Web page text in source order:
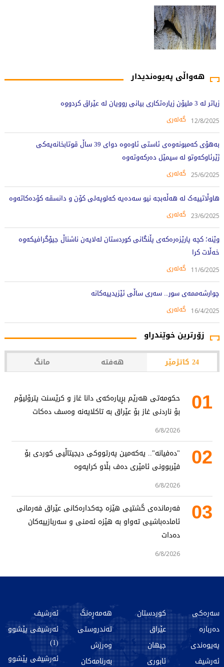
هەواڵی پەیوەندیدار
زیاتر لە 3 ملیۆن زیارەتکاری بیانی روویان لە عێراق کردووە
12/8/2025 گەلەری
بەهۆى کەمبونەوەى ئاستى ئاوەوە دواى 39 ساڵ قوتابخانەیەکى
ژێرئاوکەوتو لە سیمێل دەرکەوتەوە
25/6/2025 گەلەری
هاوڵاتییەک لە هەڵەبجە نیو سەدەیە کەلوپەلی کۆن و دانسقە کۆدەکاتەوە
23/6/2025 گەلەری
وێنە؛ کچە پارێزەرەکەى پڵنگانى کوردستان لەلایەن ناشناڵ جیۆگرافیکەوە
خەڵات کرا
11/6/2025 گەلەری
چوارشەممەی سور... سەری ساڵی ئێزیدییەکانە
16/4/2025 گەلەری
زۆرترین خوێندراو
24 کاتژمێر هەفتە مانگ
01
حکومەتی هەرێم بڕیارەکەی دانا غاز و کرێسنت پترۆلیۆم
بۆ ناردنی غاز بۆ عێراق بە تاکلایەنە وەسف دەکات
6/8/2026
02
"دەفیانە".. یەکەمین پەرتووکی دیجیتاڵیی کوردی بۆ
فێربوونی ئامێری دەف بڵاو کرایەوە
6/8/2026
03
فەرماندەی گشتیی هێزە چەکدارەکانی عێراق فەرمانی
ئامادەباشیی تەواو بە هێزە ئەمنی و سەربازییەکان
دەدات
6/8/2026
سەرەکی
دەربارە
پەیوەندی
ئەرشیف
کوردستان
عێراق
جیهان
ئابوری
هەمەڕەنگ
تەندروستی
وەرزش
بەرنامەکان
ئەرشیف
ئەرشیفی پێشوو
(1)
ئەرشیفی پێشوو